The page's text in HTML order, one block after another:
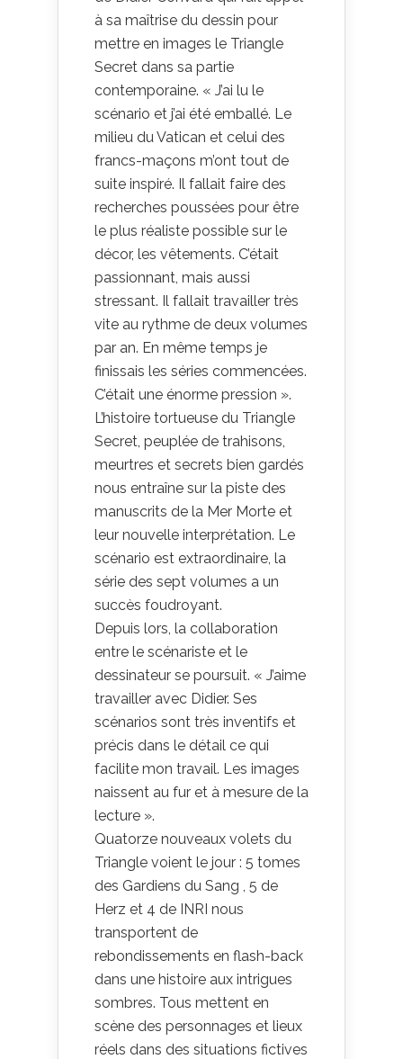
à sa maîtrise du dessin pour
mettre en images le Triangle
Secret dans sa partie
contemporaine. « J’ai lu le
scénario et j’ai été emballé. Le
milieu du Vatican et celui des
francs-maçons m’ont tout de
suite inspiré. Il fallait faire des
recherches poussées pour être
le plus réaliste possible sur le
décor, les vêtements. C’était
passionnant, mais aussi
stressant. Il fallait travailler très
vite au rythme de deux volumes
par an. En même temps je
finissais les séries commencées.
C’était une énorme pression ».
L’histoire tortueuse du Triangle
Secret, peuplée de trahisons,
meurtres et secrets bien gardés
nous entraîne sur la piste des
manuscrits de la Mer Morte et
leur nouvelle interprétation. Le
scénario est extraordinaire, la
série des sept volumes a un
succès foudroyant.
Depuis lors, la collaboration
entre le scénariste et le
dessinateur se poursuit. « J’aime
travailler avec Didier. Ses
scénarios sont très inventifs et
précis dans le détail ce qui
facilite mon travail. Les images
naissent au fur et à mesure de la
lecture ».
Quatorze nouveaux volets du
Triangle voient le jour : 5 tomes
des Gardiens du Sang , 5 de
Herz et 4 de INRI nous
transportent de
rebondissements en flash-back
dans une histoire aux intrigues
sombres. Tous mettent en
scène des personnages et lieux
réels dans des situations fictives